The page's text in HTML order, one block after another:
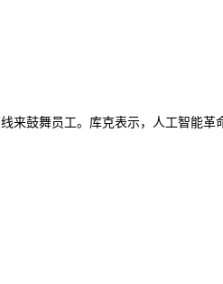
来鼓舞员工。库克表示，人工智能革